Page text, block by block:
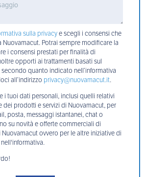
sulla privacye scegli i consensi che
Nuovamacut. Potrai sempre modificare la
i consensi prestati per finalità di
opporti ai trattamenti basati sul
quanto indicato nell’informativa
all’indirizzo privacy@nuovamacut.it.
i tuoi dati personali, inclusi quelli relativi
dei prodotti e servizi di Nuovamacut, per
posta, messaggi istantanei, chat o
su novità e offerte commerciali di
ovvero per le altre iniziative di